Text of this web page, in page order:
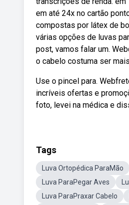
em até 24x no cartão
compostas por látex de
várias opções de luvas
post, vamos falar um.
o cabelo costuma ser
Use o pincel para.
incríveis ofertas e
foto, levei na médica e
Tags
Luva Ortopédica ParaMão
Luva ParaPegar Aves
Luva ParaPraxar Cabelo